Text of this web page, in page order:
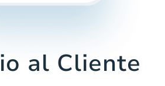
al Cliente